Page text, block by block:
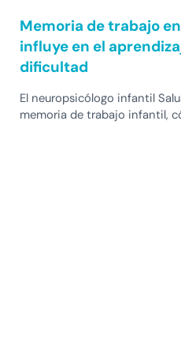
Memoria de trabajo
influye en el
dificultad
El neuropsicólogo infantil
memoria de trabajo infantil,